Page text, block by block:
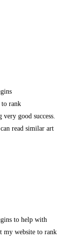
rank
good success.
read similar art
to help with
my website to rank